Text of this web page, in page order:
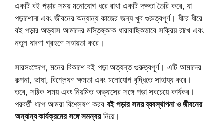
একটি বই পড়ার সময় মনোযোগ ধরে রাখা একটি দক্ষতা তৈরি করে, যা
পড়াশোনা এবং জীবনের অন্যান্য কাজের জন্য খুব গুরুত্বপূর্ণ। ধীরে ধীরে
বই পড়ার অভ্যাস আমাদের মস্তিষ্ককে ধারাবাহিকভাবে সক্রিয় রাখে এবং
নতুন ধারণা গ্রহণে সহায়তা করে।
সারসংক্ষেপে, মনের বিকাশে বই পড়া অত্যন্ত গুরুত্বপূর্ণ। এটি আমাদের
কল্পনা, ভাষা, বিশ্লেষণ ক্ষমতা এবং মনোযোগ বৃদ্ধিতে সাহায্য করে।
তবে, সঠিক সময় এবং নিয়মিত অভ্যাসের সঙ্গে পড়া সবচেয়ে কার্যকর।
পরবর্তী ধাপে আমরা বিশ্লেষণ করব বই পড়ার সময় ব্যবস্থাপনা ও জীবনের
অন্যান্য কার্যক্রমের সঙ্গে সমন্বয়নিয়ে।